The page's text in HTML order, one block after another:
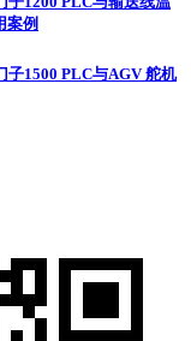
案例
子1500 PLC与AGV 舵机